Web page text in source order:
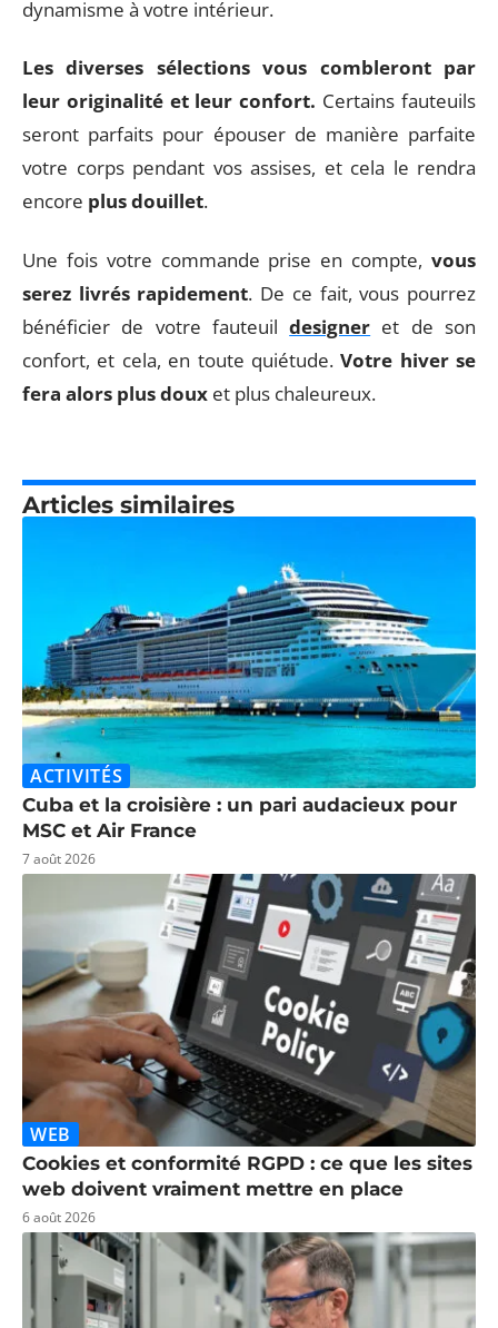
dynamisme à votre intérieur.
Les diverses sélections vous combleront par
leur originalité et leur confort. Certains fauteuils
seront parfaits pour épouser de manière parfaite
votre corps pendant vos assises, et cela le rendra
encore plus douillet.
Une fois votre commande prise en compte, vous
serez livrés rapidement. De ce fait, vous pourrez
bénéficier de votre fauteuildesigner et de son
confort, et cela, en toute quiétude.Votre hiver se
fera alors plus doux et plus chaleureux.
Articles similaires
ACTIVITÉS
Cuba et la croisière : un pari audacieux pour
MSC et Air France
7 août 2026
WEB
Cookies et conformité RGPD : ce que les sites
web doivent vraiment mettre en place
6 août 2026